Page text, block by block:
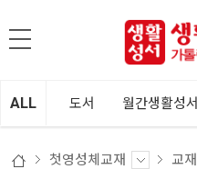
ALL 도서 월간생활성서
첫영성체교재 교재